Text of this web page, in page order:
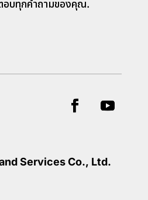
อบทุกคำถามของคุณ.
Services Co., Ltd.